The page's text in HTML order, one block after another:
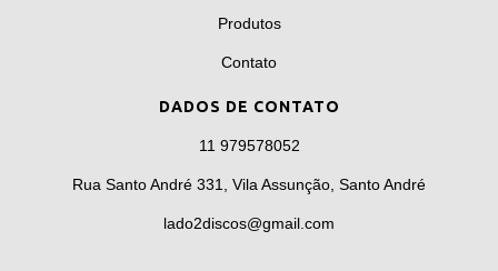
Produtos
Contato
DADOS DE CONTATO
11 979578052
Rua Santo André 331, Vila Assunção, Santo André
lado2discos@gmail.com